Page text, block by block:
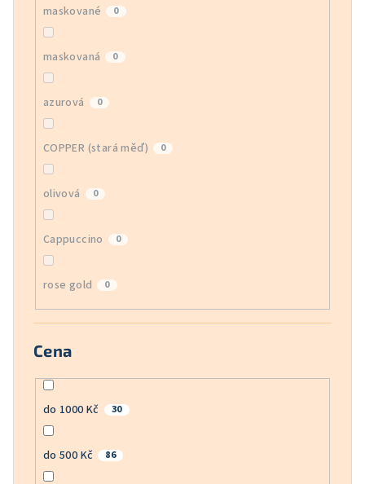
maskované 0
maskovaná 0
azurová 0
COPPER (stará měď) 0
olivová 0
Cappuccino 0
rose gold 0
Cena
do 1000 Kč 30
do 500 Kč 86